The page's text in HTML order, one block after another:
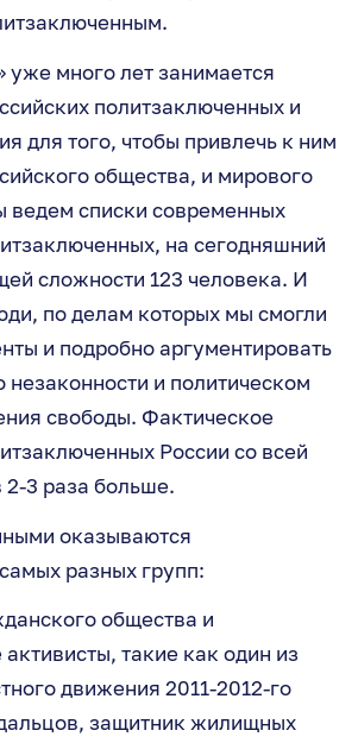
много лет занимается
политзаключенных и
для того, чтобы привлечь к ним
общества, и мирового
ведем списки современных
на сегодняшний
сложности 123 человека. И
по делам которых мы смогли
и подробно аргументировать
и политическом
свободы. Фактическое
России со всей
2-3 раза больше.
оказываются
разных групп:
общества и
такие как один из
движения 2011-2012-го
защитник жилищных